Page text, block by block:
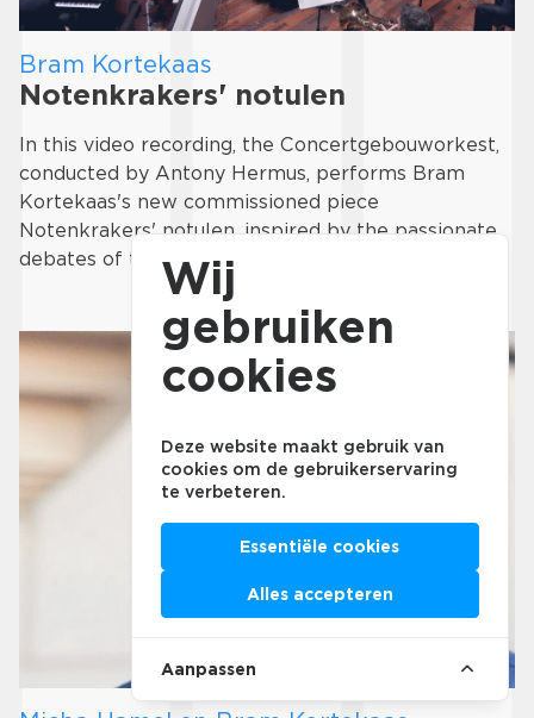
Bram Kortekaas
Notenkrakers' notulen
In this video recording, the Concertgebouworkest,
conducted by Antony Hermus, performs Bram
Kortekaas's new commissioned piece
Notenkrakers' notulen, inspired by the passionate
debates of the …Wij
gebruiken
cookies
Deze website maakt gebruik van
cookies om de gebruikerservaring
te verbeteren.
Essentiële cookies
Alles accepteren
Aanpassen